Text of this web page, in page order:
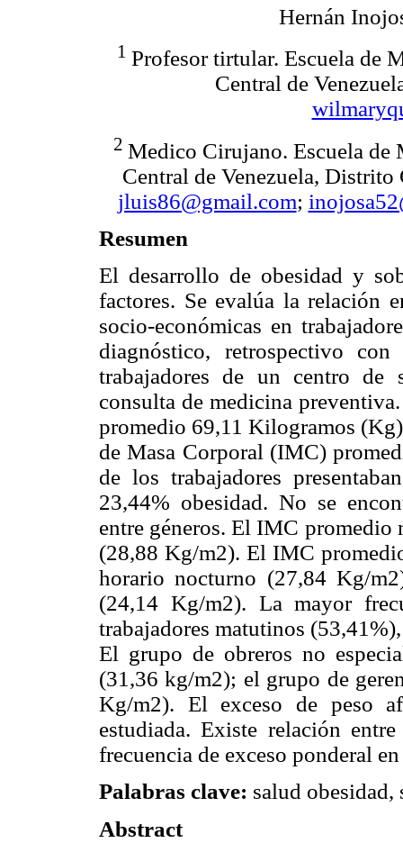
Hernán
1 Profesor tirtular. Escuela de
Central de
2 Medico Cirujano. Escuela de
Central de Venezuela,
jluis86@gmail.com;
Resumen
El desarrollo de obesidad y
factores. Se evalúa la relación
socio-económicas en
diagnóstico, retrospectivo
trabajadores de un centro de
consulta de medicina
promedio 69,11 Kilogramos
de Masa Corporal (IMC)
de los trabajadores
23,44% obesidad. No se
entre géneros. El IMC promedio
(28,88 Kg/m2). El IMC
horario nocturno (27,84 Kg/
(24,14 Kg/m2). La mayor
trabajadores matutinos
El grupo de obreros no
(31,36 kg/m2); el grupo de
Kg/m2). El exceso de peso
estudiada. Existe relación
frecuencia de exceso ponderal
Palabras clave: salud obesidad,
Abstract